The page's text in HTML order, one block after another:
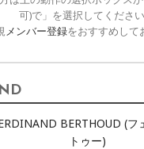
可)で」を選択してください
メンバー登録をおすすめして
BERTHOUD (フ
トゥー)